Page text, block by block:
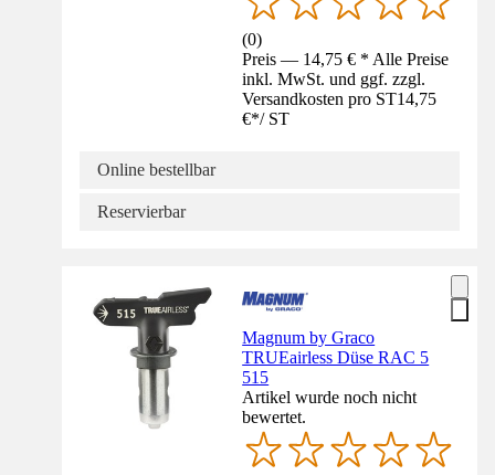
(0)
Preis — 14,75 € * Alle Preise
inkl. MwSt. und ggf. zzgl.
Versandkosten pro ST14,75
€*/ ST
Online bestellbar
Reservierbar
Magnum by Graco
TRUEairless Düse RAC 5
515
Artikel wurde noch nicht
bewertet.